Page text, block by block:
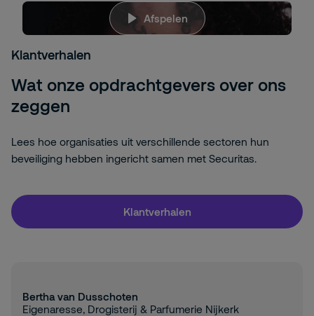
jBw_-
Afspelen
Het spijt ons, maar om deze inhoud te bekijken
uw instellingen aan te passen <
Instellingen
Klantverhalen
Wat onze opdrachtgevers over ons
zeggen
Lees hoe organisaties uit verschillende sectoren hun
beveiliging hebben ingericht samen met Securitas.
Klantverhalen
Bertha van Dusschoten
Eigenaresse, Drogisterij & Parfumerie Nijkerk